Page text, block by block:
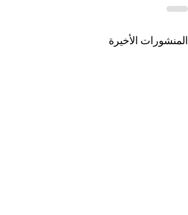
المنشورات الأخيرة